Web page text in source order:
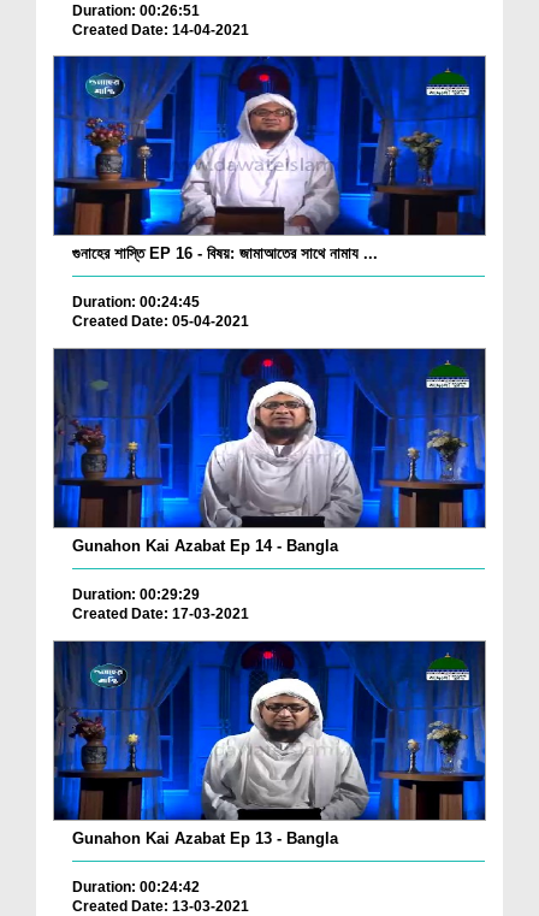
Duration: 00:26:51
Created Date: 14-04-2021
গুনাহের শাস্তি EP 16 - বিষয়: জামাআতের সাথে নামায ...
Duration: 00:24:45
Created Date: 05-04-2021
Gunahon Kai Azabat Ep 14 - Bangla
Duration: 00:29:29
Created Date: 17-03-2021
Gunahon Kai Azabat Ep 13 - Bangla
Duration: 00:24:42
Created Date: 13-03-2021